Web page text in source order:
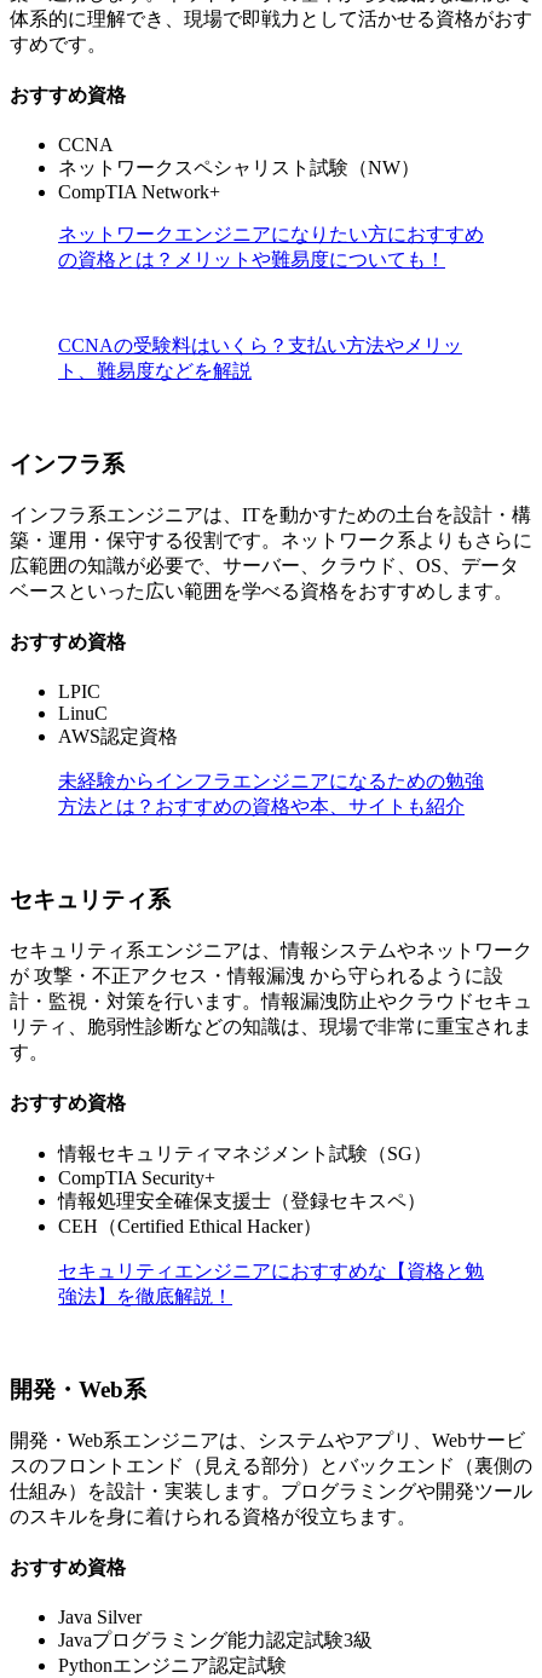
体系的に理解でき、現場で即戦力として活かせる資格がおす
すめです。
おすすめ資格
CCNA
ネットワークスペシャリスト試験（NW）
CompTIA Network+
ネットワークエンジニアになりたい方におすすめ
の資格とは？メリットや難易度についても！
CCNAの受験料はいくら？支払い方法やメリッ
ト、難易度などを解説
インフラ系
インフラ系エンジニアは、ITを動かすための土台を設計・構
築・運用・保守する役割です。ネットワーク系よりもさらに
広範囲の知識が必要で、サーバー、クラウド、OS、データ
ベースといった広い範囲を学べる資格をおすすめします。
おすすめ資格
LPIC
LinuC
AWS認定資格
未経験からインフラエンジニアになるための勉強
方法とは？おすすめの資格や本、サイトも紹介
セキュリティ系
セキュリティ系エンジニアは、情報システムやネットワーク
が 攻撃・不正アクセス・情報漏洩 から守られるように設
計・監視・対策を行います。情報漏洩防止やクラウドセキュ
リティ、脆弱性診断などの知識は、現場で非常に重宝されま
す。
おすすめ資格
情報セキュリティマネジメント試験（SG）
CompTIA Security+
情報処理安全確保支援士（登録セキスペ）
CEH（Certified Ethical Hacker）
セキュリティエンジニアにおすすめな【資格と勉
強法】を徹底解説！
開発・Web系
開発・Web系エンジニアは、システムやアプリ、Webサービ
スのフロントエンド（見える部分）とバックエンド（裏側の
仕組み）を設計・実装します。プログラミングや開発ツール
のスキルを身に着けられる資格が役立ちます。
おすすめ資格
Java Silver
Javaプログラミング能力認定試験3級
Pythonエンジニア認定試験